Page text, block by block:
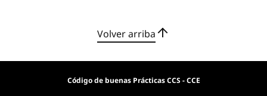
Volver arriba
Código de buenas Prácticas CCS - CCE